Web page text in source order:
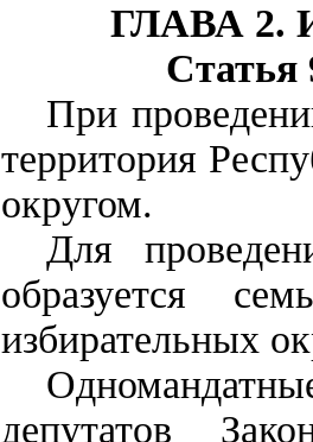
ГЛАВА
Статья
При
территория
округом.
Для
образуется
избирательных
депутатов